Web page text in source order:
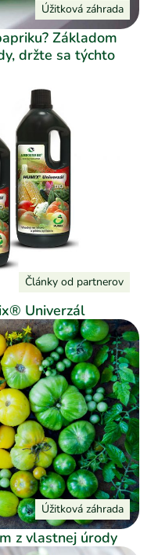
Úžitková záhrada
Základom
držte sa týchto
Články od partnerov
Univerzál
Úžitková záhrada
z vlastnej úrody